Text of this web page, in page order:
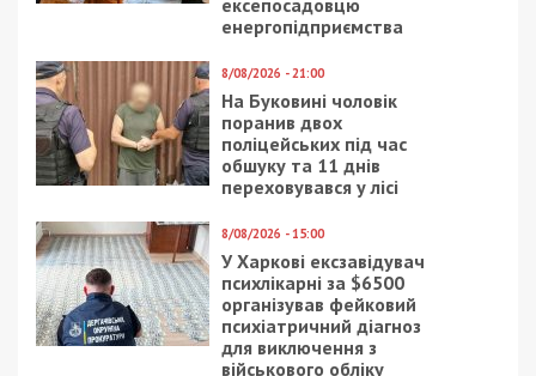
ексепосадовцю
енергопідприємства
8/08/2026 - 21:00
На Буковині чоловік
поранив двох
поліцейських під час
обшуку та 11 днів
переховувався у лісі
8/08/2026 - 15:00
У Харкові ексзавідувач
психлікарні за $6500
організував фейковий
психіатричний діагноз
для виключення з
військового обліку